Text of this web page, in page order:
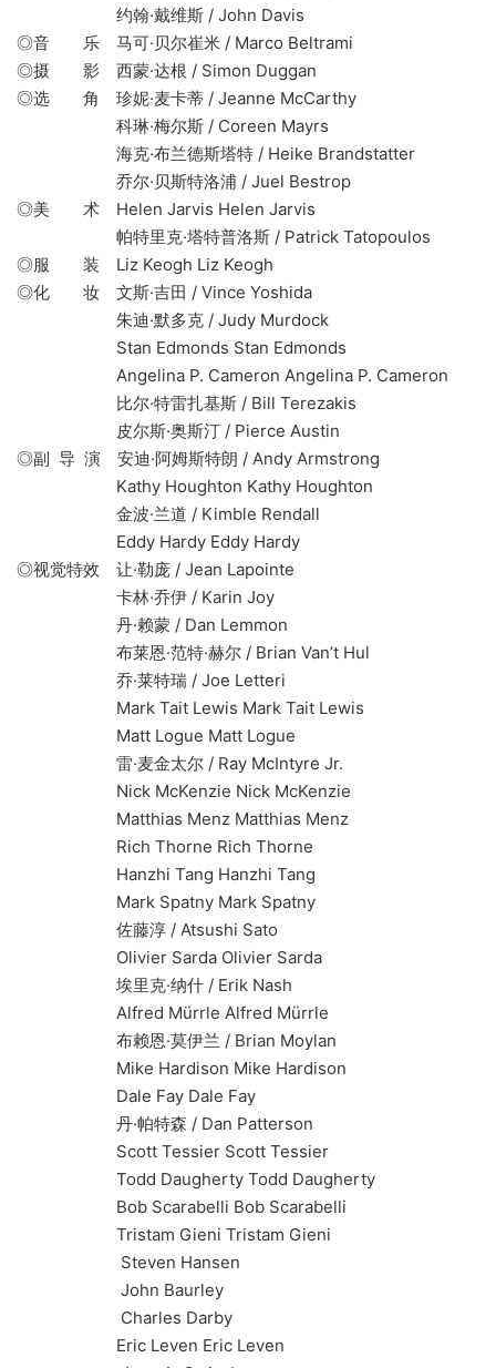
约翰·戴维斯 / John Davis
◎音 乐 马可·贝尔崔米 / Marco Beltrami
◎摄 影 西蒙·达根 / Simon Duggan
◎选 角 珍妮·麦卡蒂 / Jeanne McCarthy
科琳·梅尔斯 / Coreen Mayrs
海克·布兰德斯塔特 / Heike Brandstatter
乔尔·贝斯特洛浦 / Juel Bestrop
◎美 术 Helen Jarvis Helen Jarvis
帕特里克·塔特普洛斯 / Patrick Tatopoulos
◎服 装 Liz Keogh Liz Keogh
◎化 妆 文斯·吉田 / Vince Yoshida
朱迪·默多克 / Judy Murdock
Stan Edmonds Stan Edmonds
Angelina P. Cameron Angelina P. Cameron
比尔·特雷扎基斯 / Bill Terezakis
皮尔斯·奥斯汀 / Pierce Austin
◎副 导 演 安迪·阿姆斯特朗 / Andy Armstrong
Kathy Houghton Kathy Houghton
金波·兰道 / Kimble Rendall
Eddy Hardy Eddy Hardy
◎视觉特效 让·勒庞 / Jean Lapointe
卡林·乔伊 / Karin Joy
丹·赖蒙 / Dan Lemmon
布莱恩·范特·赫尔 / Brian Van’t Hul
乔·莱特瑞 / Joe Letteri
Mark Tait Lewis Mark Tait Lewis
Matt Logue Matt Logue
雷·麦金太尔 / Ray McIntyre Jr.
Nick McKenzie Nick McKenzie
Matthias Menz Matthias Menz
Rich Thorne Rich Thorne
Hanzhi Tang Hanzhi Tang
Mark Spatny Mark Spatny
佐藤淳 / Atsushi Sato
Olivier Sarda Olivier Sarda
埃里克·纳什 / Erik Nash
Alfred Mürrle Alfred Mürrle
布赖恩·莫伊兰 / Brian Moylan
Mike Hardison Mike Hardison
Dale Fay Dale Fay
丹·帕特森 / Dan Patterson
Scott Tessier Scott Tessier
Todd Daugherty Todd Daugherty
Bob Scarabelli Bob Scarabelli
Tristam Gieni Tristam Gieni
Steven Hansen
John Baurley
Charles Darby
Eric Leven Eric Leven